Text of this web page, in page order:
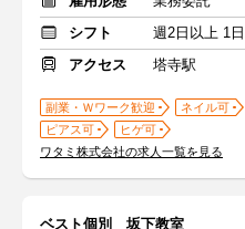
シフト
週2日以上 1
アクセス
塔寺駅
副業・Ｗワーク歓迎 ネイル可
ピアス可
ヒゲ可
ワタミ株式会社の求人一覧を見る
ベスト個別 坂下教室